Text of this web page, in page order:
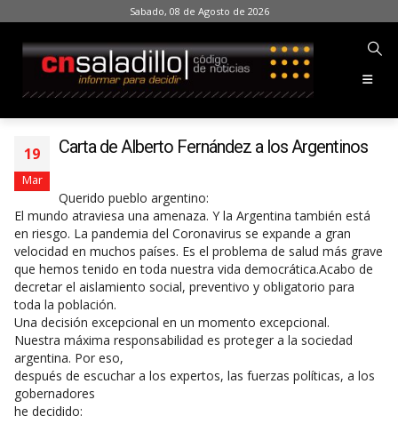
Sabado, 08 de Agosto de 2026
19
Mar
Carta de Alberto Fernández a los Argentinos
Querido pueblo argentino:
El mundo atraviesa una amenaza. Y la Argentina también está
en riesgo. La pandemia del Coronavirus se expande a gran
velocidad en muchos países. Es el problema de salud más grave
que hemos tenido en toda nuestra vida democrática.Acabo de
decretar el aislamiento social, preventivo y obligatorio para
toda la población.
Una decisión excepcional en un momento excepcional.
Nuestra máxima responsabilidad es proteger a la sociedad
argentina. Por eso,
después de escuchar a los expertos, las fuerzas políticas, a los
gobernadores
he decidido: